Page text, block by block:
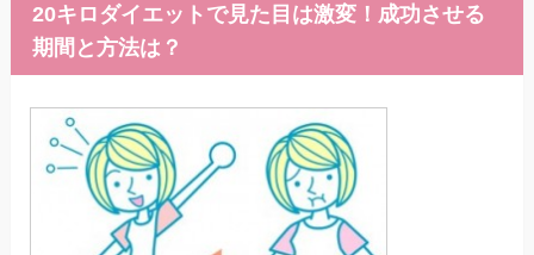
20キロダイエットで見た目は激変！成功させる
期間と方法は？